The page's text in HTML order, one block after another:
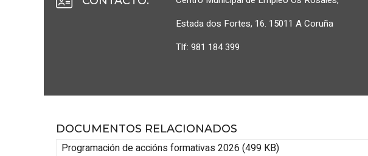
Estada dos Fortes, 16. 15011 A Coruña
Tlf: 981 184 399
DOCUMENTOS RELACIONADOS
Programación de accións formativas 2026 (499 KB)